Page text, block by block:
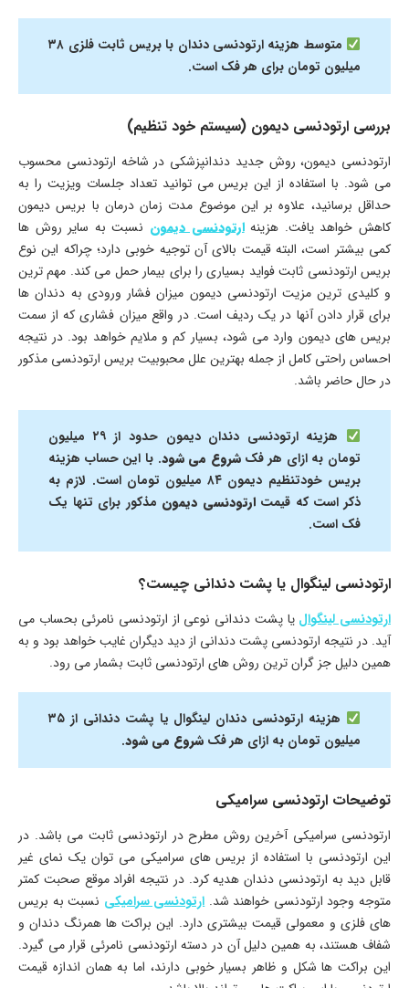
متوسط هزینه ارتودنسی دندان با بریس ثابت فلزی ۳۸
میلیون تومان برای هر فک است.
بررسی ارتودنسی دیمون (سیستم خود تنظیم)
ارتودنسی دیمون، روش جدید دندانپزشکی در شاخه ارتودنسی محسوب
می شود. با استفاده از این بریس می توانید تعداد جلسات ویزیت را به
حداقل برسانید، علاوه بر این موضوع مدت زمان درمان با بریس دیمون
کاهش خواهد یافت. هزینهارتودنسی دیمون نسبت به سایر روش ها
کمی بیشتر است، البته قیمت بالای آن توجیه خوبی دارد؛ چراکه این نوع
بریس ارتودنسی ثابت فواید بسیاری را برای بیمار حمل می کند. مهم ترین
و کلیدی ترین مزیت ارتودنسی دیمون میزان فشار ورودی به دندان ها
برای قرار دادن آنها در یک ردیف است. در واقع میزان فشاری که از سمت
بریس های دیمون وارد می شود، بسیار کم و ملایم خواهد بود. در نتیجه
احساس راحتی کامل از جمله بهترین علل محبوبیت بریس ارتودنسی مذکور
در حال حاضر باشد.
هزینه ارتودنسی دندان دیمون حدود از ۲۹ میلیون
تومان به ازای هر فکشروع می شود. با این حساب هزینه
بریس خودتنظیم دیمون ۸۴ میلیون تومان است. لازم به
ذکر است که قیمتارتودنسی دیمون مذکور برای تنها یک
فک است.
ارتودنسی لینگوال یا پشت دندانی چیست؟
ارتودنسی لینگوال یا پشت دندانی نوعی از ارتودنسی نامرئی بحساب می
آید. در نتیجه ارتودنسی پشت دندانی از دید دیگران غایب خواهد بود و به
همین دلیل جز گران ترین روش های ارتودنسی ثابت بشمار می رود.
هزینه ارتودنسی دندان لینگوال یا پشت دندانی از ۳۵
میلیون تومان به ازای هر فکشروع می شود.
توضیحات ارتودنسی سرامیکی
ارتودنسی سرامیکی آخرین روش مطرح در ارتودنسی ثابت می باشد. در
این ارتودنسی با استفاده از بریس های سرامیکی می توان یک نمای غیر
قابل دید به ارتودنسی دندان هدیه کرد. در نتیجه افراد موقع صحبت کمتر
متوجه وجود ارتودنسی خواهند شد.ارتودنسی سرامیکی نسبت به بریس
های فلزی و معمولی قیمت بیشتری دارد. این براکت ها همرنگ دندان و
شفاف هستند، به همین دلیل آن در دسته ارتودنسی نامرئی قرار می گیرد.
این براکت ها شکل و ظاهر بسیار خوبی دارند، اما به همان اندازه قیمت